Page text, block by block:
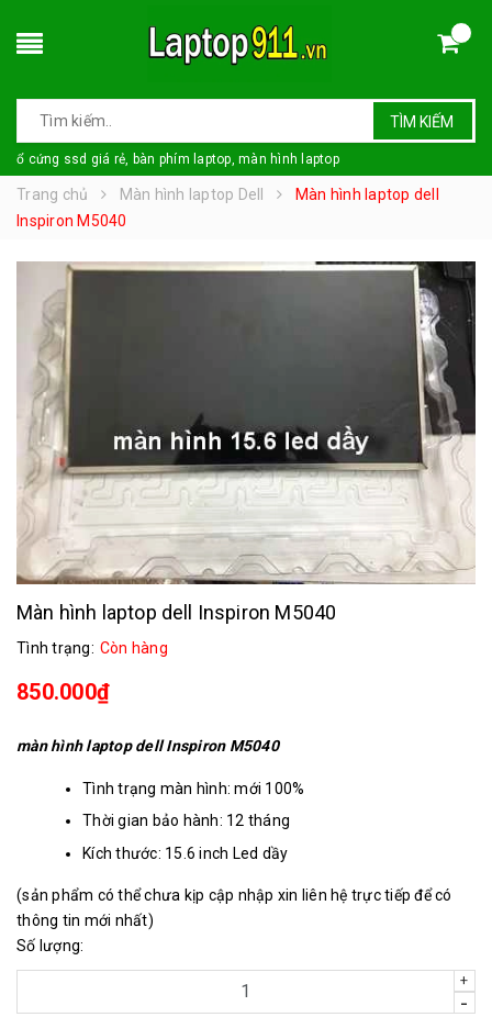
TÌM KIẾM
ổ cứng ssd giá rẻ, bàn phím laptop, màn hình laptop
Trang chủ Màn hình laptop Dell
Màn hình laptop dell
Inspiron M5040
Màn hình laptop dell Inspiron M5040
Tình trạng: Còn hàng
850.000₫
màn hình laptop dell Inspiron M5040
Tình trạng màn hình: mới 100%
Thời gian bảo hành: 12 tháng
Kích thước: 15.6 inch Led dầy
Chân kết nối: 40 chân
Độ phân giải: 1366x768
(sản phẩm có thể chưa kịp cập nhập xin liên hệ trực tiếp để có
thông tin mới nhất)
Số lượng:
+
-